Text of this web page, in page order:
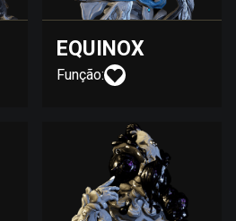
EQUINOX
Função: